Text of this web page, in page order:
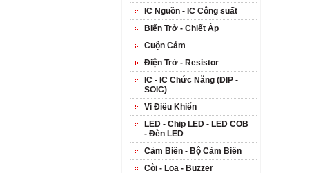
IC Nguồn - IC Công suất
Biến Trở - Chiết Áp
Cuộn Cảm
Điện Trở - Resistor
IC - IC Chức Năng (DIP -
SOIC)
Vi Điều Khiển
LED - Chip LED - LED COB
- Đèn LED
Cảm Biến - Bộ Cảm Biến
Còi - Loa - Buzzer